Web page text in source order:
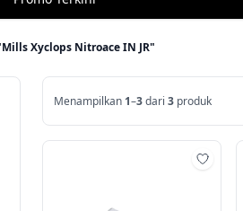
Xyclops Nitroace IN JR"
Menampilkan 1–3dari3 produk